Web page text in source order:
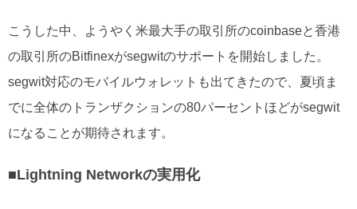
こうした中、ようやく米最大手の取引所のcoinbaseと香港
の取引所のBitfinexがsegwitのサポートを開始しました。
segwit対応のモバイルウォレットも出てきたので、夏頃ま
でに全体のトランザクションの80パーセントほどがsegwit
になることが期待されます。
■Lightning Networkの実用化